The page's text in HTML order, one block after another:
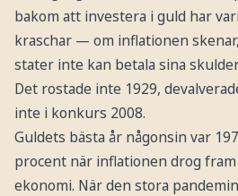
bakom att investera i guld har
kraschar — om inflationen
stater inte kan betala sina
Det rostade inte 1929,
inte i konkurs 2008.
Guldets bästa år någonsin var
procent när inflationen drog
ekonomi. När den stora